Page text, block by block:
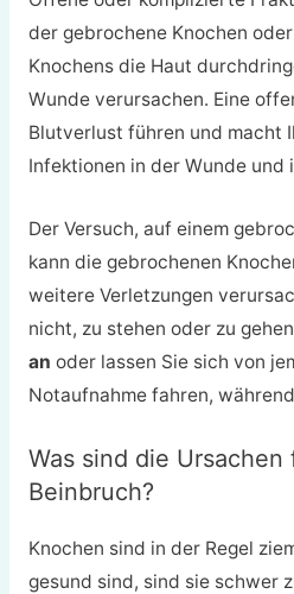
der gebrochene Knochen
Knochens die Haut
Wunde verursachen. Eine
Blutverlust führen und macht
Infektionen in der Wunde und
Der Versuch, auf einem
kann die gebrochenen
weitere Verletzungen
nicht, zu stehen oder zu
an oder lassen Sie sich von
Notaufnahme fahren,
Was sind die Ursachen
Beinbruch?
Knochen sind in der Regel
gesund sind, sind sie schwer